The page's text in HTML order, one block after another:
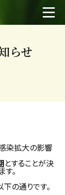
らせ
染拡大の影響
とすることが決
。
の通りです。